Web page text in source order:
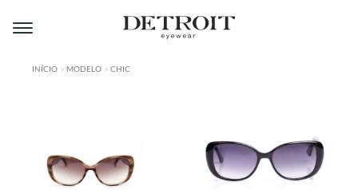
Pular
para
Pular
para
A MONTMARTRE
INÍCIO MODELO CHIC